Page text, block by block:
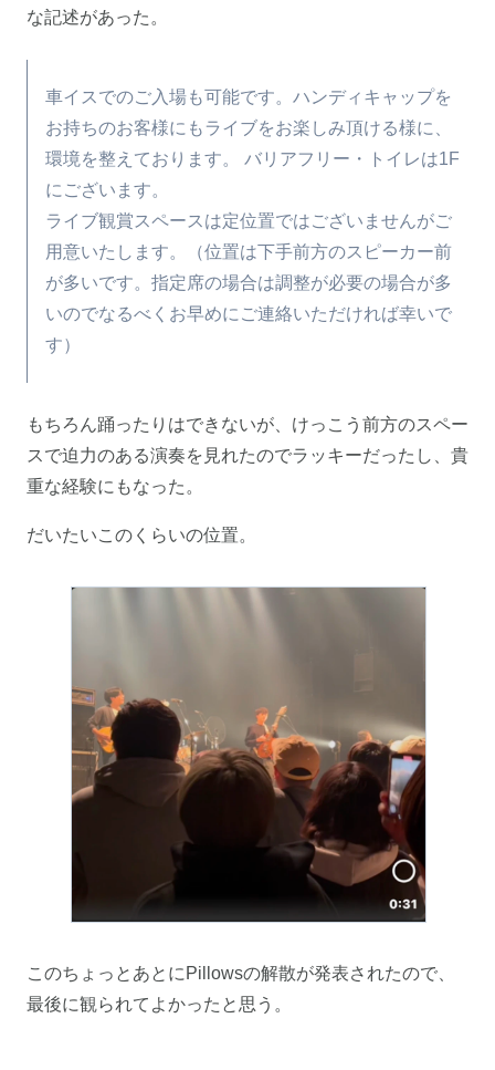
な記述があった。
車イスでのご入場も可能です。ハンディキャップを
お持ちのお客様にもライブをお楽しみ頂ける様に、
環境を整えております。 バリアフリー・トイレは1F
にございます。
ライブ観賞スペースは定位置ではございませんがご
用意いたします。（位置は下手前方のスピーカー前
が多いです。指定席の場合は調整が必要の場合が多
いのでなるべくお早めにご連絡いただければ幸いで
す）
もちろん踊ったりはできないが、けっこう前方のスペー
スで迫力のある演奏を見れたのでラッキーだったし、貴
重な経験にもなった。
だいたいこのくらいの位置。
このちょっとあとにPillowsの解散が発表されたので、
最後に観られてよかったと思う。